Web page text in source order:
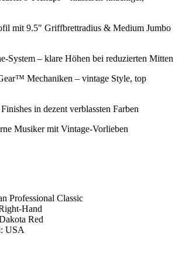
mit 9.5" Griffbrettradius & Medium Jumbo
System – klare Höhen bei reduzierten Mitten
Mechaniken – vintage Style, top
in dezent verblassten Farben
Musiker mit Vintage-Vorlieben
Professional Classic
Hand
Red
USA